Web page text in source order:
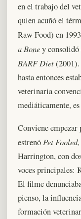
en el trabajo del
quien acuñó el
Raw Food) en
a Boney consolidó
BARF Diet
hasta entonces
veterinaria
mediáticamente,
Conviene
estrenó Pet Fooled
Harrington, con
voces principales:
El filme
pienso, la
formación